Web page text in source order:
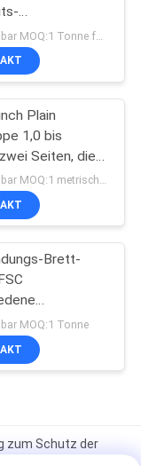
Brett für
Plain
1,0 bis
Seiten, die
der
sind
Verhandelbar MOQ:1 metrische Tonne
Brett-
Hebel-
MOQ:1 Tonne
zum Schutz der